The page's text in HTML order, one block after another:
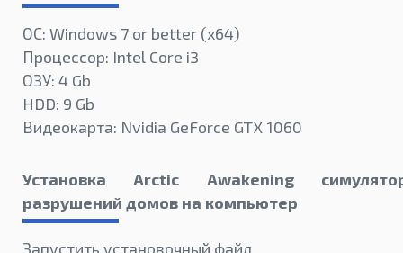
ОС: Windows 7 or better (х64)
Процессор: Intel Core i3
ОЗУ: 4 Gb
HDD: 9 Gb
Видеокарта: Nvidia GeForce GTX 1060
Установка Arctic Awakening
разрушений домов на компьютер
Запустить установочный файл